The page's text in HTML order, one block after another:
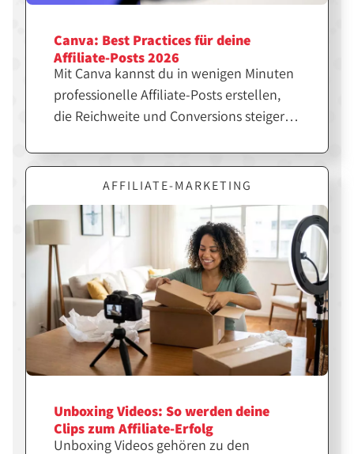
Canva: Best Practices für deine
Affiliate-Posts 2026
Mit Canva kannst du in wenigen Minuten
professionelle Affiliate-Posts erstellen,
die Reichweite und Conversions steigern.
Design, sondern die richtige Strategie
dahinter. Erfahre hier, wie du Canva
gezielt für erfolgreiche Affiliate-Inhalte
einsetzt.
AFFILIATE-MARKETING
Unboxing Videos: So werden deine
Clips zum Affiliate-Erfolg
Unboxing Videos gehören zu den